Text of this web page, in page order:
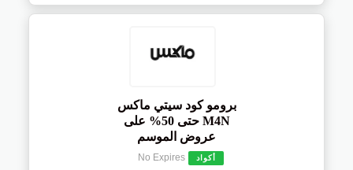
برومو كود سيتي ماكس
M4N حتى 50% على
عروض الموسم
أكواد No Expires